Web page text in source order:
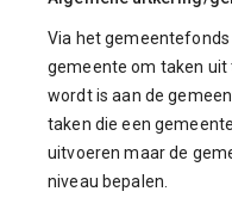
Via het
gemeente om taken uit
wordt is aan de
taken die een
uitvoeren maar de
niveau bepalen.